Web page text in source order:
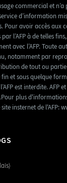
commercial et
d’information
Pour avoir accès aux
l’AFP à de telles
avec l’AFP. Toute
notamment par
de tout ou partie
et sous quelque
est interdite. AFP
plus
insternet de l'AFP: